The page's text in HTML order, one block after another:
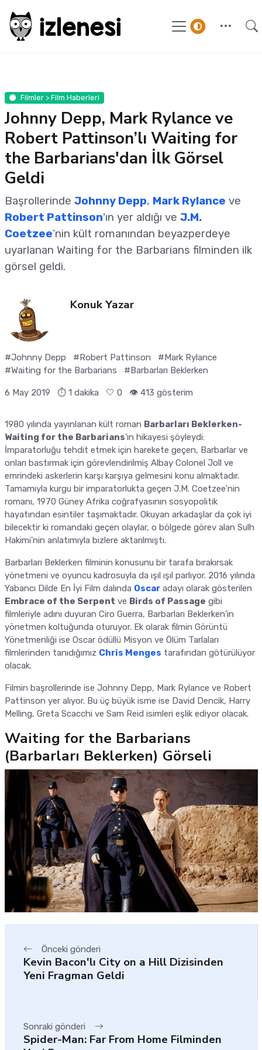
Filmler > Film Haberleri
Johnny Depp, Mark Rylance ve
Robert Pattinson’lı Waiting for
the Barbarians'dan İlk Görsel
Geldi
Başrollerinde Johnny Depp, Mark Rylance ve
Robert Pattinson'ın yer aldığı ve J.M.
Coetzee’nin kült romanından beyazperdeye
uyarlanan Waiting for the Barbarians filminden ilk
görsel geldi.
Konuk Yazar
6 May 2019 ⏱ 1 dakika 🤍 0 👁️ 413 gösterim
#Johnny Depp #Robert Pattinson
#Mark Rylance
#Waiting for the Barbarians
#Barbarları Beklerken
1980 yılında yayınlanan kült roman Barbarları Beklerken-
Waiting for the Barbarians'ın hikayesi şöyleydi:
İmparatorluğu tehdit etmek için harekete geçen, Barbarlar ve
onları bastırmak için görevlendirilmiş Albay Colonel Joll ve
emrindeki askerlerin karşı karşıya gelmesini konu almaktadır.
Tamamıyla kurgu bir imparatorlukta geçen J.M. Coetzee'nin
romanı, 1970 Güney Afrika coğrafyasının sosyopolitik
hayatından esintiler taşımaktadır. Okuyan arkadaşlar da çok iyi
bilecektir ki romandaki geçen olaylar, o bölgede görev alan Sulh
Hakimi'nin anlatımıyla bizlere aktarılmıştı.
Barbarları Beklerken filminin konusunu bir tarafa bırakırsak
yönetmeni ve oyuncu kadrosuyla da ışıl ışıl parlıyor. 2016 yılında
Yabancı Dilde En İyi Film dalında Oscaradayı olarak gösterilen
Embrace of the Serpent ve Birds of Passage gibi
filmleriyle adını duyuran Ciro Guerra, Barbarları Beklerken'in
yönetmen koltuğunda oturuyor. Ek olarak filmin Görüntü
Yönetmenliği ise Oscar ödüllü Misyon ve Ölüm Tarlaları
filmlerinden tanıdığımız Chris Menges tarafından götürülüyor
olacak.
Filmin başrollerinde ise Johnny Depp, Mark Rylance ve Robert
Pattinson yer alıyor. Bu üç büyük isme ise David Dencik, Harry
Melling, Greta Scacchi ve Sam Reid isimleri eşlik ediyor olacak.
Waiting for the Barbarians
(Barbarları Beklerken) Görseli
Önceki gönderi
Kevin Bacon'lı City on a Hill Dizisinden
Yeni Fragman Geldi
Sonraki gönderi
Spider-Man: Far From Home Filminden